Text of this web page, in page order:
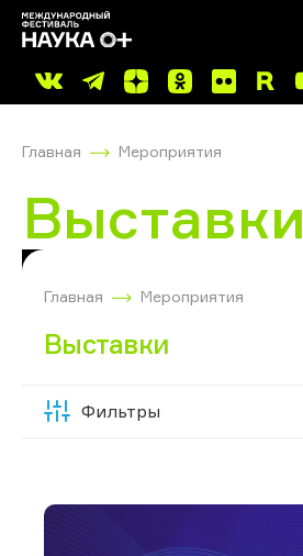
Главная Мероприятия
Выставки
Главная Мероприятия
Выставки
Фильтры